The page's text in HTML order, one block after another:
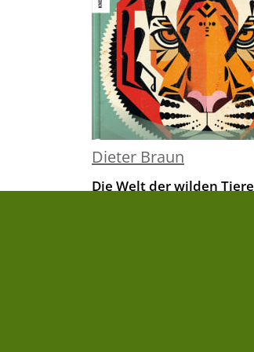
Dieter Braun
Die Welt der wilden Tiere